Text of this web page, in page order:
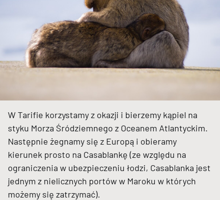
W Tarifie korzystamy z okazji i bierzemy kąpiel na
styku Morza Śródziemnego z Oceanem Atlantyckim.
Następnie żegnamy się z Europą i obieramy
kierunek prosto na Casablankę (ze względu na
ograniczenia w ubezpieczeniu łodzi, Casablanka jest
jednym z nielicznych portów w Maroku w których
możemy się zatrzymać).